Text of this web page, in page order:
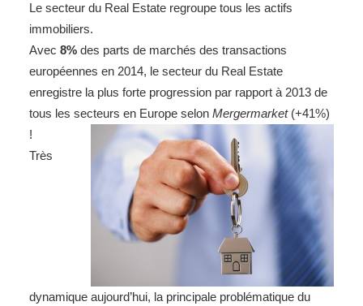
Le secteur du Real Estate regroupe tous les actifs
immobiliers.
Avec 8% des parts de marchés des transactions
européennes en 2014, le secteur du Real Estate
enregistre la plus forte progression par rapport à 2013 de
tous les secteurs en Europe selon Mergermarket(+41%)
!
Très
dynamique aujourd’hui, la principale problématique du